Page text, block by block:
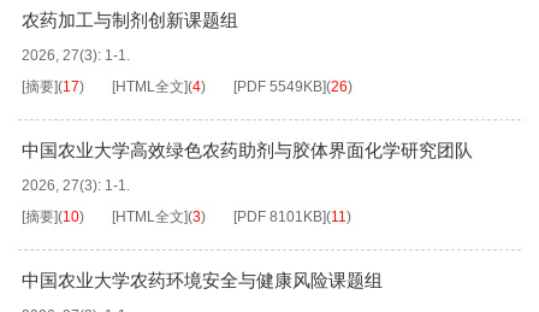
农药加工与制剂创新课题组
2026, 27(3): 1-1.
[摘要](17) [HTML全文](4) [PDF 5549KB](26)
中国农业大学高效绿色农药助剂与胶体界面化学研究团队
2026, 27(3): 1-1.
[摘要](10) [HTML全文](3) [PDF 8101KB](11)
中国农业大学农药环境安全与健康风险课题组